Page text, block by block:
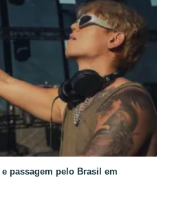
passagem pelo Brasil em